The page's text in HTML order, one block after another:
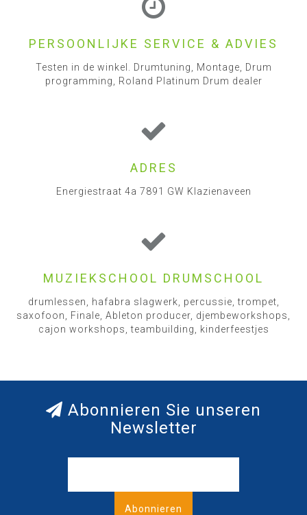
PERSOONLIJKE SERVICE & ADVIES
Testen in de winkel. Drumtuning, Montage, Drum
programming, Roland Platinum Drum dealer
ADRES
Energiestraat 4a 7891 GW Klazienaveen
MUZIEKSCHOOL DRUMSCHOOL
drumlessen, hafabra slagwerk, percussie, trompet,
saxofoon, Finale, Ableton producer, djembeworkshops,
cajon workshops, teambuilding, kinderfeestjes
Abonnieren Sie unseren
Newsletter
Abonnieren